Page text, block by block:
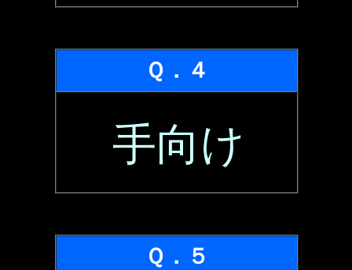
Ｑ．４
手向け
Ｑ．５